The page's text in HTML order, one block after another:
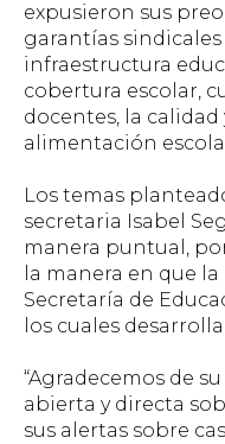
expusieron sus
garantías sindicales
infraestructura
cobertura escolar,
docentes, la
alimentación
Los temas
secretaria Isabel
manera puntual,
la manera en que
Secretaría de
los cuales
“Agradecemos de
abierta y directa
sus alertas sobre